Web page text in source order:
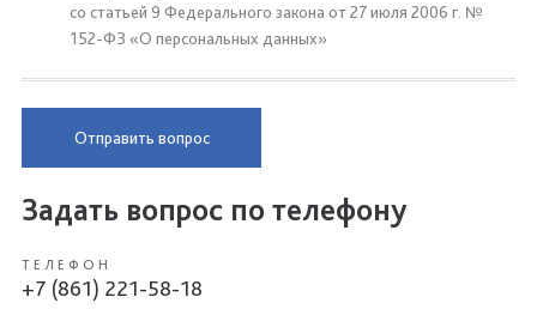
со статьей 9 Федерального закона от 27 июля 2006 г. №
152-ФЗ «О персональных данных»
Отправить вопрос
Задать вопрос по телефону
ТЕЛЕФОН
+7 (861) 221-58-18